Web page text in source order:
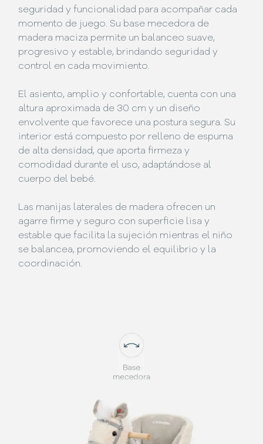
seguridad y funcionalidad para acompañar cada
momento de juego. Su base mecedora de
madera maciza permite un balanceo suave,
progresivo y estable, brindando seguridad y
control en cada movimiento.
El asiento, amplio y confortable, cuenta con una
altura aproximada de 30 cm y un diseño
envolvente que favorece una postura segura. Su
interior está compuesto por relleno de espuma
de alta densidad, que aporta firmeza y
comodidad durante el uso, adaptándose al
cuerpo del bebé.
Las manijas laterales de madera ofrecen un
agarre firme y seguro con superficie lisa y
estable que facilita la sujeción mientras el niño
se balancea, promoviendo el equilibrio y la
coordinación.